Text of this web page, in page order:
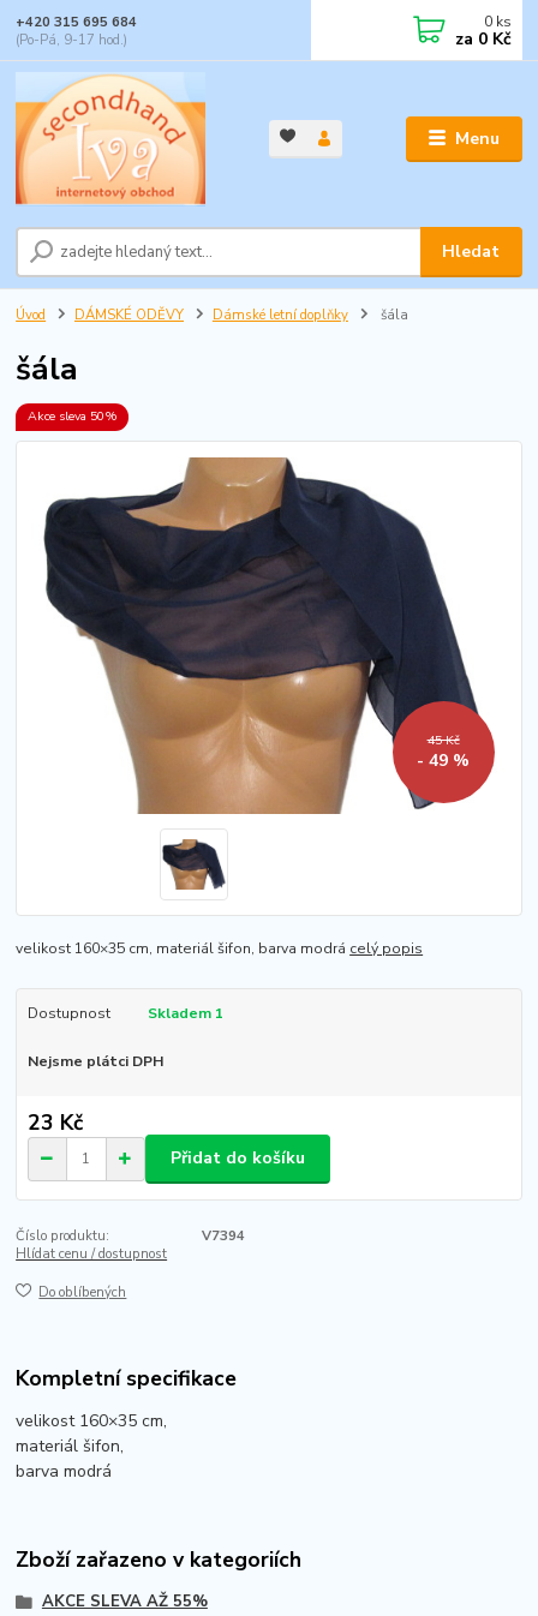
Menu
Hledat
+420 315 695 684
(Po-Pá, 9-17 hod.)
0 ks
za 0 Kč
Úvod DÁMSKÉ ODĚVY Dámské letní doplňky šála
šála
Akce sleva 50%
45 Kč
- 49 %
velikost 160×35 cm, materiál šifon, barva modrá celý popis
Dostupnost Skladem 1
Nejsme plátci DPH
23 Kč
Přidat do košíku
Číslo produktu:
V7394
Hlídat cenu / dostupnost
Do oblíbených
Kompletní specifikace
velikost 160×35 cm,
materiál šifon,
barva modrá
Zboží zařazeno v kategoriích
AKCE SLEVA AŽ 55%